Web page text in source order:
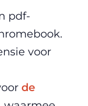
pdf-
voor
de